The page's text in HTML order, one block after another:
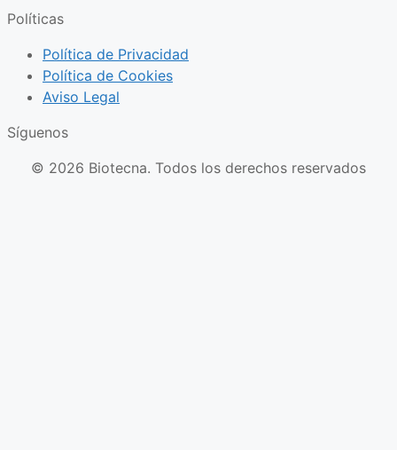
Políticas
Política de Privacidad
Política de Cookies
Aviso Legal
Síguenos
© 2026 Biotecna. Todos los derechos reservados